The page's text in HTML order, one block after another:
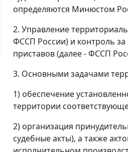
определяются Минюстом
2. Управление
ФССП России) и контроль
приставов (далее - ФССП
3. Основными задачами
1) обеспечение
территории
2) организация
судебные акты), а также